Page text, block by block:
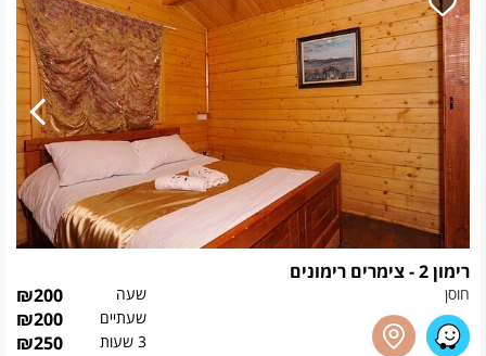
רימון 2 - צימרים רימונים
חוסן שעה ₪200
שעתיים ₪200
3 שעות ₪250